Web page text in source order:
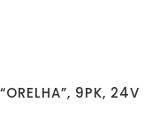
9PK, 24V